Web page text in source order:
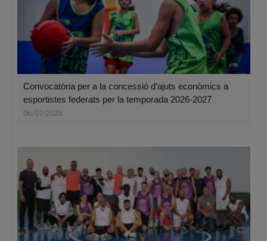
Convocatòria per a la concessió d’ajuts econòmics a
esportistes federats per la temporada 2026-2027
06/07/2026